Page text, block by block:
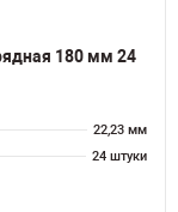
180 мм 24
22,23 мм
24 штуки